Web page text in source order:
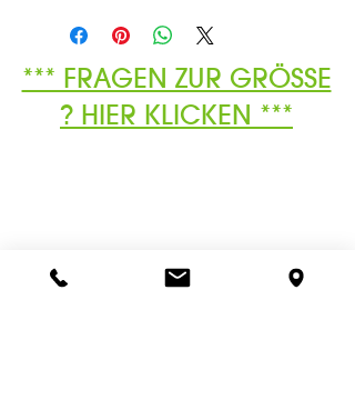
*** FRAGEN ZUR GRÖSSE
? HIER KLICKEN ***